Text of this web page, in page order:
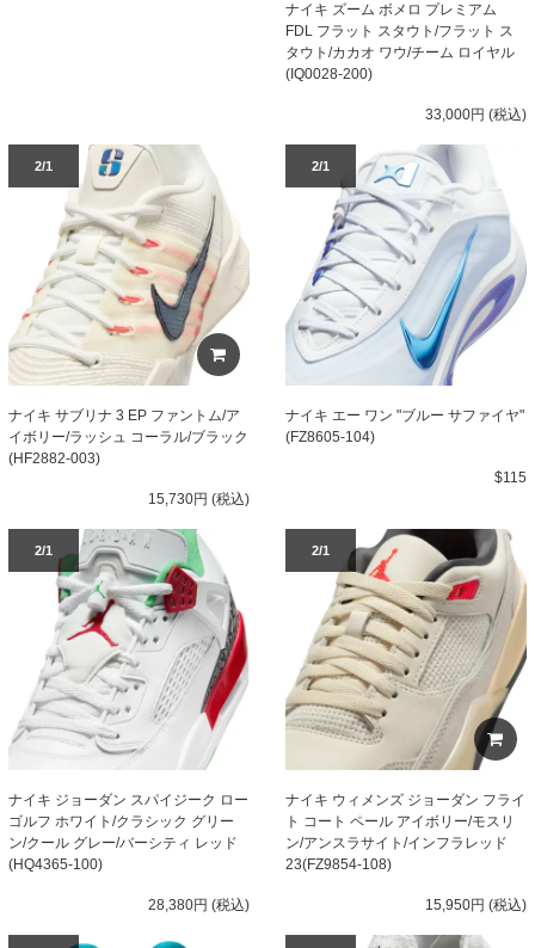
ナイキ ズーム ボメロ プレミアム
FDL フラット スタウト/フラット ス
タウト/カカオ ワウ/チーム ロイヤル
(IQ0028-200)
33,000円 (税込)
2/1
ナイキ サブリナ 3 EP ファントム/ア
イボリー/ラッシュ コーラル/ブラック
(HF2882-003)
15,730円 (税込)
2/1
ナイキ エー ワン "ブルー サファイヤ"
(FZ8605-104)
$115
2/1
ナイキ ジョーダン スパイジーク ロー
ゴルフ ホワイト/クラシック グリー
ン/クール グレー/バーシティ レッド
(HQ4365-100)
28,380円 (税込)
2/1
ナイキ ウィメンズ ジョーダン フライ
ト コート ペール アイボリー/モスリ
ン/アンスラサイト/インフラレッド
23(FZ9854-108)
15,950円 (税込)